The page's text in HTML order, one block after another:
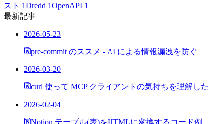
スト 1Dredd 1OpenAPI 1
最新記事
2026-05-23
pre-commit のススメ - AI による情報漏洩を防ぐ
2026-03-20
curl 使って MCP クライアントの気持ちを理解した
2026-02-04
Notion テーブル(表)をHTMLに変換するコード例